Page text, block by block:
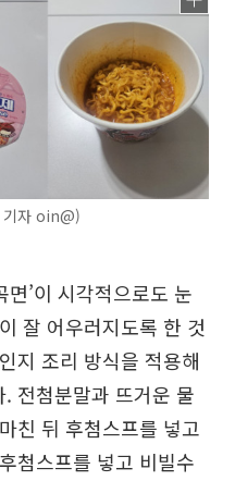
자 oin@)
’이 시각적으로도 눈
잘 어우러지도록 한 것
지 조리 방식을 적용해
전첨분말과 뜨거운 물
친 뒤 후첨스프를 넣고
첨스프를 넣고 비빌수